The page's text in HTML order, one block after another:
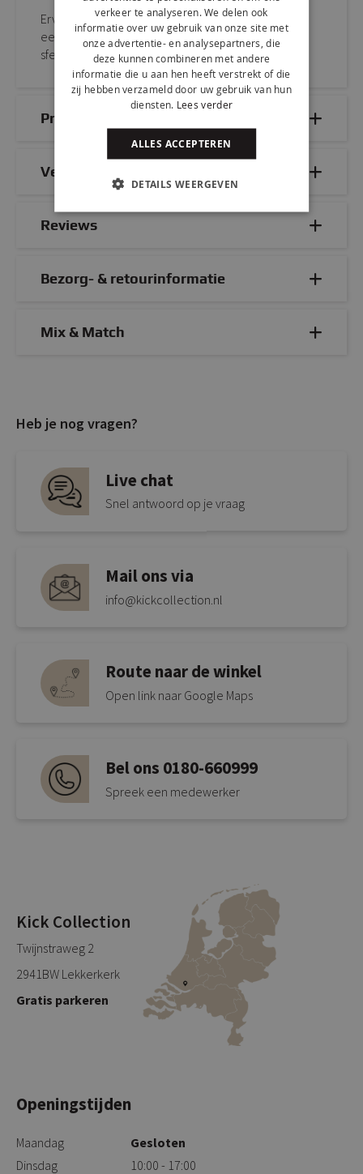
Ervaar het zelf! Bestel KICK draaistoel NORI
eenvoudig online of kom proefzitten in onze
sfeervolle showroom.
Productdetails
Veelgestelde vragen
Reviews
Bezorg- & retourinformatie
Mix & Match
Heb je nog vragen?
Live chat
Snel antwoord op je vraag
Mail ons via
info@kickcollection.nl
Route naar de winkel
Open link naar Google Maps
Bel ons 0180-660999
Spreek een medewerker
Kick Collection
Twijnstraweg 2
2941BW Lekkerkerk
Gratis parkeren
Openingstijden
Maandag
Gesloten
Dinsdag
10:00 - 17:00
verkeer te analyseren. We delen ook
informatie over uw gebruik van onze site met
onze advertentie- en analysepartners, die
deze kunnen combineren met andere
informatie die u aan hen heeft verstrekt of die
zij hebben verzameld door uw gebruik van hun
diensten. Lees verder
ALLES ACCEPTEREN
DETAILS WEERGEVEN